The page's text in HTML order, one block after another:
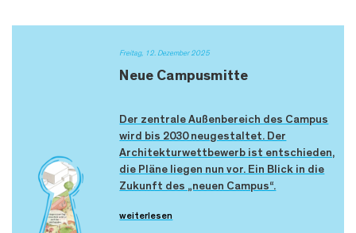
Freitag, 12. Dezember 2025
Neue Campusmitte
Der zentrale Außenbereich des Campus
wird bis 2030 neugestaltet. Der
Architekturwettbewerb ist entschieden,
die Pläne liegen nun vor. Ein Blick in die
Zukunft des „neuen Campus“.
weiterlesen